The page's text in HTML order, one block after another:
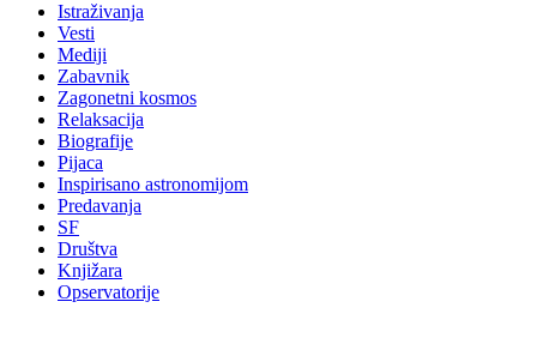
Istraživanja
Vesti
Mediji
Zabavnik
Zagonetni kosmos
Relaksacija
Biografije
Pijaca
Inspirisano astronomijom
Predavanja
SF
Društva
Knjižara
Opservatorije